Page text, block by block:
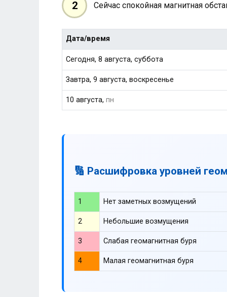
2 Сейчас спокойная магнитная
Дата/время
Сегодня, 8 августа, суббота
Завтра, 9 августа, воскресенье
10 августа,пн
🔢 Расшифровка уровней
1 Нет заметных возмущений
2 Небольшие возмущения
3 Слабая геомагнитная буря
4 Малая геомагнитная буря